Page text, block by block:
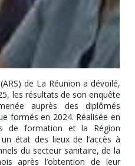
de La Réunion a dévoilé,
les résultats de son enquête
auprès des diplômés
formés en 2024. Réalisée en
de formation et la Région
état des lieux de l’accès à
du secteur sanitaire, de la
après l’obtention de leur